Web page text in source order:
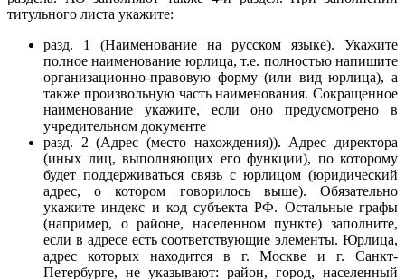
титульного листа укажите:
разд. 1 (Наименование на русском языке). Укажите
полное наименование юрлица, т.е. полностью напишите
организационно-правовую форму (или вид юрлица), а
также произвольную часть наименования. Сокращенное
наименование укажите, если оно предусмотрено в
учредительном документе
разд. 2 (Адрес (место нахождения)). Адрес директора
(иных лиц, выполняющих его функции), по которому
будет поддерживаться связь с юрлицом (юридический
адрес, о котором говорилось выше). Обязательно
укажите индекс и код субъекта РФ. Остальные графы
(например, о районе, населенном пункте) заполните,
если в адресе есть соответствующие элементы. Юрлица,
адрес которых находится в г. Москве и г. Санкт-
Петербурге, не указывают: район, город, населенный